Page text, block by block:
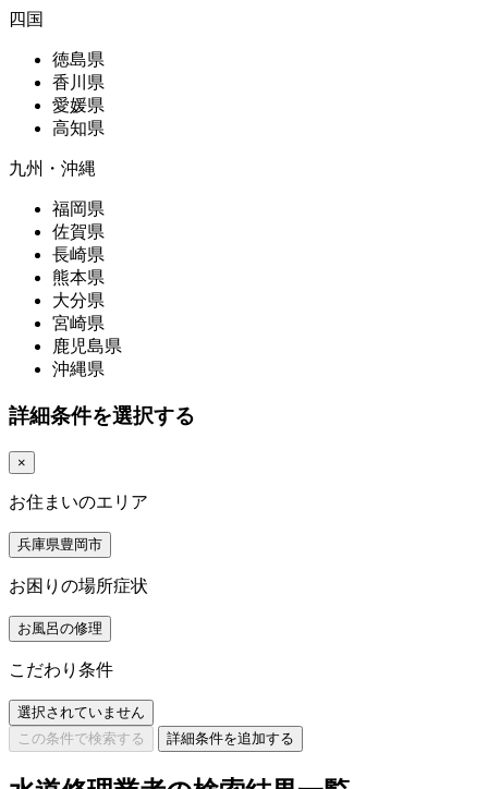
四国
徳島県
香川県
愛媛県
高知県
九州・沖縄
福岡県
佐賀県
長崎県
熊本県
大分県
宮崎県
鹿児島県
沖縄県
詳細条件を選択する
×
お住まいのエリア
兵庫県豊岡市
お困りの場所症状
お風呂の修理
こだわり条件
選択されていません
この条件で検索する
詳細条件を追加する